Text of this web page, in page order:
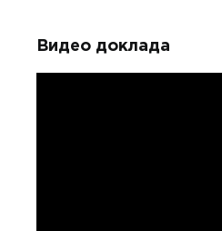
Видео доклада